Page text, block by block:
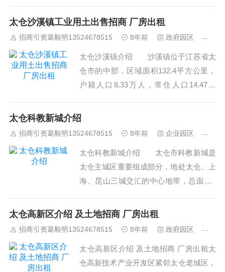
路、苏昆太高速公路、沿江高速公路等多
际机场70公里，素有“江尾海头头部镇”之
称。浏河...
太仓沙溪镇工业用土出售招商 厂房出租
招商引资葛毅明13524678515 8年前 政府园区
太仓沙溪镇介绍 沙溪镇位于江苏省太
仓市的中部，区域面积132.4平方公里，
户籍人口8.33万人，常住人口14.47万
南十八镇，沙溪头部镇”的美称。2010年
太仓科教新城介绍
招商引资葛毅明13524678515 8年前 企业园区
太仓科教新城介绍 太仓市科教新城是
太仓主城区重要组成部分，地处太仓、上
海、昆山三城交汇的中心地带，总面积1
南部的沪通铁路太仓南站正在建设，规划
太仓高新区介绍 及土地招商 厂房出租
招商引资葛毅明13524678515 8年前 政府园区
太仓高新区介绍 及土地招商 厂房出租太
仓高新技术产业开发区紧邻太仓老城区，